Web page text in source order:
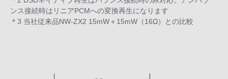
ンス接続時はリニアPCMへの変換再生になります
＊3 当社従来品NW-ZX2 15mW＋15mW（16Ω）との比較